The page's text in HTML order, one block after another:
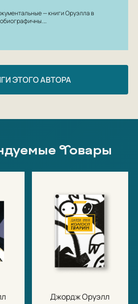
— книги Оруэлла в
ЭТОГО АВТОРА
Товары
Джордж Оруэлл